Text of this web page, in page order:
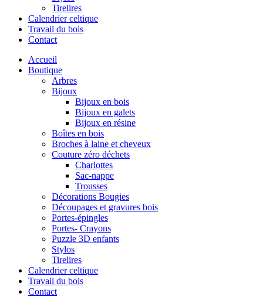
Tirelires
Calendrier celtique
Travail du bois
Contact
Accueil
Boutique
Arbres
Bijoux
Bijoux en bois
Bijoux en galets
Bijoux en résine
Boîtes en bois
Broches à laine et cheveux
Couture zéro déchets
Charlottes
Sac-nappe
Trousses
Décorations Bougies
Découpages et gravures bois
Portes-épingles
Portes- Crayons
Puzzle 3D enfants
Stylos
Tirelires
Calendrier celtique
Travail du bois
Contact